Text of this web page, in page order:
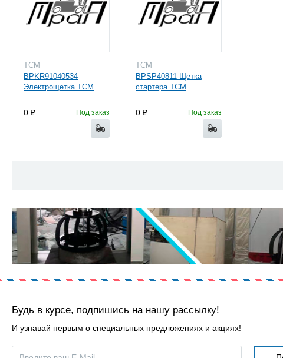
TCM
BPKR91040534
Электрощетка TCM
0 Под заказ
TCM
BPSP40811 Щетка
стартера TCM
0 Под заказ
Будь в курсе, подпишись на нашу рассылку!
И узнавай первым о специальных предложениях и акциях!